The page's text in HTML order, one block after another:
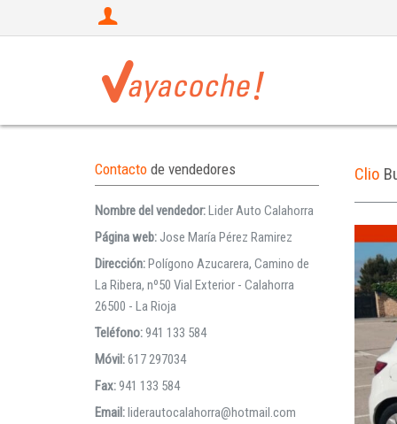
Clio
Contacto de vendedores
Nombre del vendedor:Lider Auto Calahorra
Página web:Jose María Pérez Ramirez
Dirección:Polígono Azucarera, Camino de
La Ribera, nº50 Vial Exterior - Calahorra
26500 - La Rioja
Teléfono:941 133 584
Móvil:617 297034
Fax:941 133 584
Email:liderautocalahorra@hotmail.com